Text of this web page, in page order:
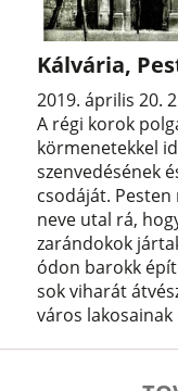
Kálvária,
2019. április 20.
A régi korok
körmenetekkel
szenvedésének
csodáját.
neve utal rá,
zarándokok
ódon barokk
sok viharát
város